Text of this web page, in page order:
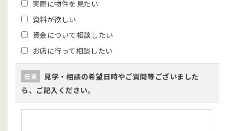
実際に物件を見たい
資料が欲しい
資金について相談したい
お店に行って相談したい
任意
見学・相談の希望日時やご質問等ございました
ら、ご記入ください。